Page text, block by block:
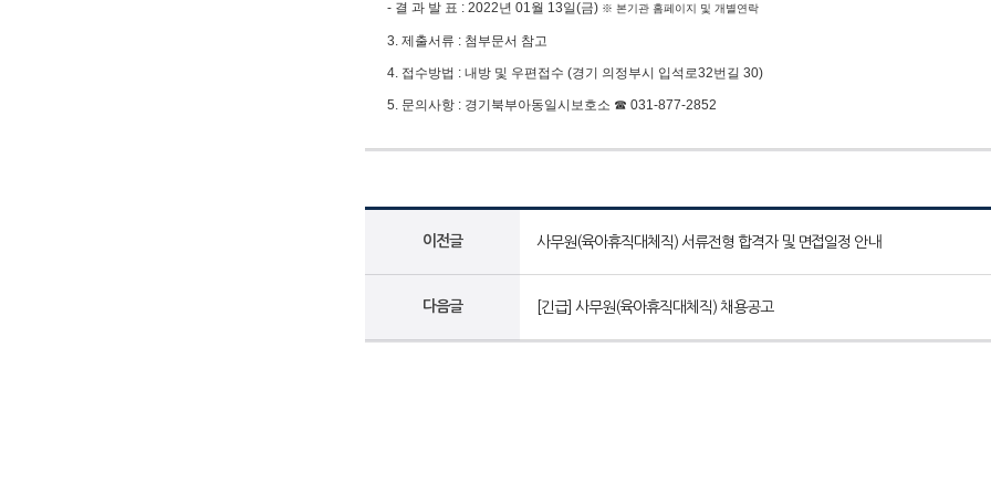
- 결 과 발 표 : 2022년 01월 13일(금) ※ 본기관 홈페이지 및 개별연락
3. 제출서류 : 첨부문서 참고
4. 접수방법 : 내방 및 우편접수 (경기 의정부시 입석로32번길 30)
5. 문의사항 : 경기북부아동일시보호소 ☎ 031-877-2852
이전글 사무원(육아휴직대체직) 서류전형 합격자 및 면접일정 안내
다음글 [긴급] 사무원(육아휴직대체직) 채용공고